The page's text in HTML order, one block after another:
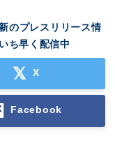
のプレスリリース情
ち早く配信中
X
Facebook